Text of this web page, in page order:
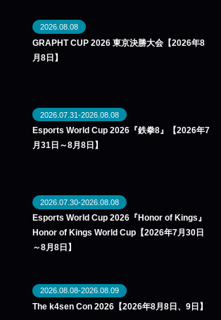
2026.08.08
GRAPHT CUP 2026 東京決勝大会【2026年8
月8日】
2026.07.31-2026.08.08
Esports World Cup 2026『鉄拳8』【2026年7
月31日～8月8日】
2026.07.30-2026.08.08
Esports World Cup 2026『Honor of Kings』
Honor of Kings World Cup【2026年7月30日
～8月8日】
2026.08.08-2026.08.09
The k4sen Con 2026【2026年8月8日、9日】